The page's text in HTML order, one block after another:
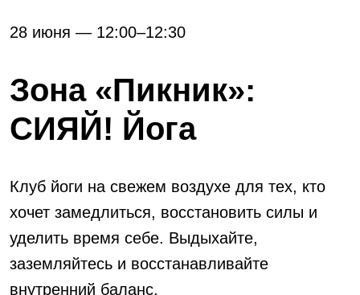
28 июня — 12:00–12:30
Зона «Пикник»:
СИЯЙ! Йога
Клуб йоги на свежем воздухе для тех, кто
хочет замедлиться, восстановить силы и
уделить время себе. Выдыхайте,
заземляйтесь и восстанавливайте
внутренний баланс.